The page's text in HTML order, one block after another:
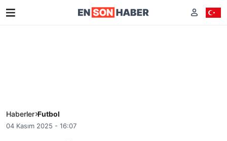
Haberler Futbol
04 Kasım 2025 - 16:07